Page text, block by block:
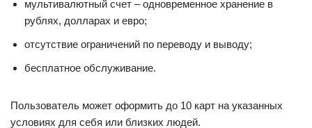
мультивалютный счет – одновременное хранение в
рублях, долларах и евро;
отсутствие ограничений по переводу и выводу;
бесплатное обслуживание.
Пользователь может оформить до 10 карт на указанных
условиях для себя или близких людей.